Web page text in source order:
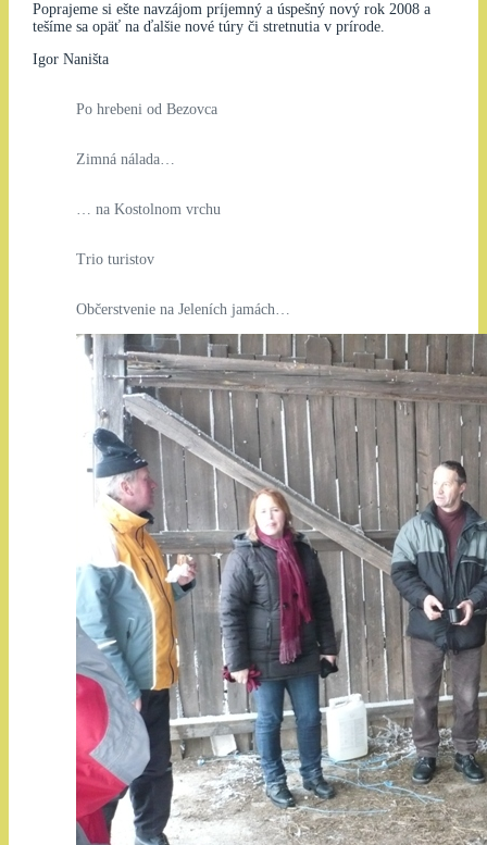
Poprajeme si ešte navzájom príjemný a úspešný nový rok 2008 a
tešíme sa opäť na ďalšie nové túry či stretnutia v prírode.
Igor Naništa
Po hrebeni od Bezovca
Zimná nálada…
… na Kostolnom vrchu
Trio turistov
Občerstvenie na Jeleních jamách…